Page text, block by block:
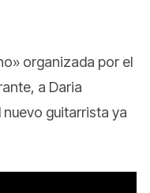
organizada por el
a Daria
nuevo guitarrista ya